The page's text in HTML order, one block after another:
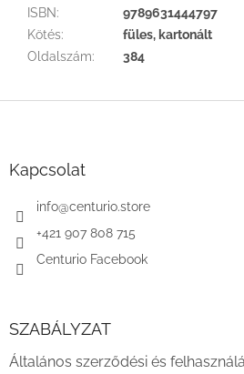
ISBN:
9789631444797
Kötés:
füles, kartonált
Oldalszám: 384
Kapcsolat
info@centurio.store
+421 907 808 715
Centurio Facebook
SZABÁLYZAT
Általános szerződési és